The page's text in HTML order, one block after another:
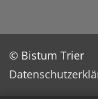
© Bistum Trier